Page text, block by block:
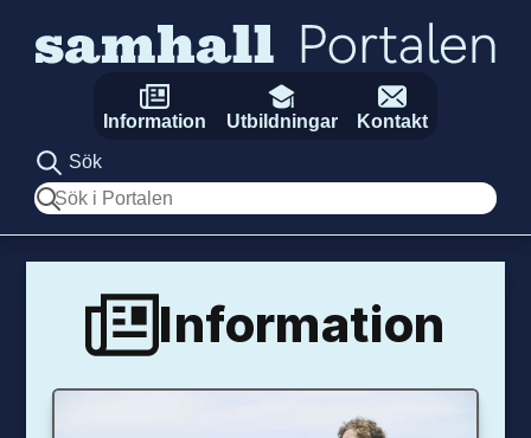
Information Utbildningar
Kontakt
Sök
Sök
Information